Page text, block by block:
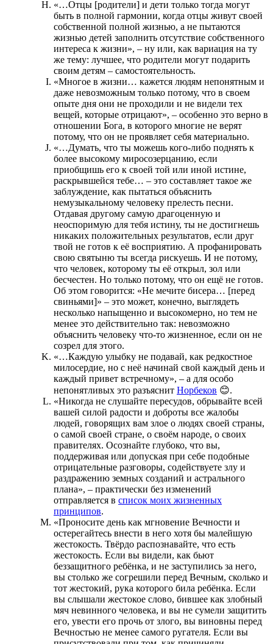
«…Отцы [родители] и дети только тогда могут
быть в полной гармонии, когда отцы живут своей
собственной полной жизнью, а не пытаются
жизнью детей заполнить отсутствие собственного
интереса к жизни», – ну или, как вариация на ту
же тему: лучшее, что родители могут подарить
своим детям – самостоятельность.
«Многое в жизни… кажется людям непонятным и
даже невозможным только потому, что в своем
опыте дня они не проходили и не видели тех
вещей, которые отрицают», – особенно это верно в
отношении Бога, в которого многие не верят
потому, что он не проявляет себя материально.
«…Думать, что ты можешь кого-либо поднять к
более высокому миросозерцанию, если
приобщишь его к своей той или иной истине,
раскрывшейся тебе… – это составляет такое же
заблуждение, как пытаться объяснить
немузыкальному человеку прелесть песни.
Отдавая другому самую драгоценную и
неоспоримую для тебя истину, ты не достигнешь
никаких положительных результатов, если друг
твой не готов к её восприятию. А профанировать
свою святыню ты всегда рискуешь. И не потому,
что человек, которому ты её открыл, зол или
бесчестен. Но только потому, что он ещё не готов.
Об этом говорится: «Не мечите бисера… [перед
свиньями]» – это может, конечно, выглядеть
несколько напыщенно и высокомерно, но тем не
менее это действительно так: невозможно
объяснить человеку что-то жизненное, если он не
созрел для этого.
«…Каждую улыбку не подавай, как редкостное
милосердие, но с неё начинай свой каждый день и
каждый привет встречному», – а для особо
непонятливых это разъяснит Норбеков 😊.
«Никогда не слушайте пересудов, обрывайте всей
вашей силой радости и доброты все жалобы
людей, говорящих вам злое о людях своей страны,
о самой своей стране, о своём народе, о своих
правителях. Осознайте глубоко, что вы,
поддерживая или допуская при себе подобные
отрицательные разговоры, содействуете злу и
раздражению земных созданий и астрального
плана», – практически без изменений
отправляется в список моих жизненных
принципов.
«Проносите день как мгновение Вечности и
остерегайтесь внести в него хотя бы малейшую
жестокость. Твёрдо распознавайте, что есть
жестокость. Если вы видели, как бьют
беззащитного ребёнка, и не заступились за него,
вы столько же согрешили перед Вечным, сколько и
тот жестокий, рука которого била ребёнка. Если
вы слышали жестокое слово, бившее как злобный
мяч невинного человека, и вы не сумели защитить
его, увести его прочь от злого, вы виновны перед
Вечностью не менее самого ругателя. Если вы